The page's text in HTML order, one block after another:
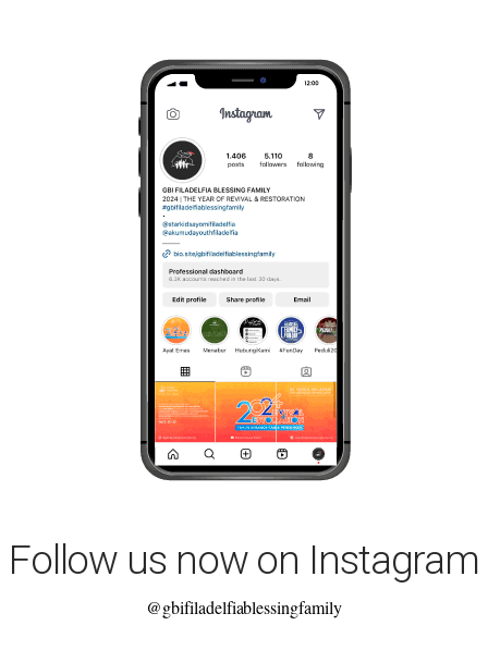
Follow us now on Instagram
@gbifiladelfiablessingfamily